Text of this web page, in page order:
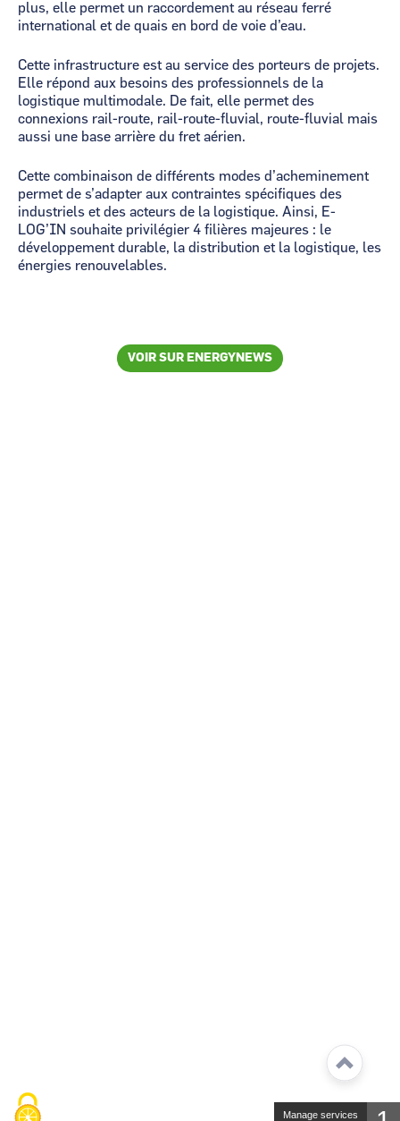
plus, elle permet un raccordement au réseau ferré
international et de quais en bord de voie d’eau.
Cette infrastructure est au service des porteurs de projets.
Elle répond aux besoins des professionnels de la
logistique multimodale. De fait, elle permet des
connexions rail-route, rail-route-fluvial, route-fluvial mais
aussi une base arrière du fret aérien.
Cette combinaison de différents modes d’acheminement
permet de s’adapter aux contraintes spécifiques des
industriels et des acteurs de la logistique. Ainsi, E-
LOG’IN souhaite privilégier 4 filières majeures : le
développement durable, la distribution et la logistique, les
énergies renouvelables.
VOIR SUR ENERGYNEWS
Manage services